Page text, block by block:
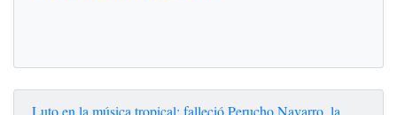
Luto en la música tropical: falleció Perucho Navarro, la